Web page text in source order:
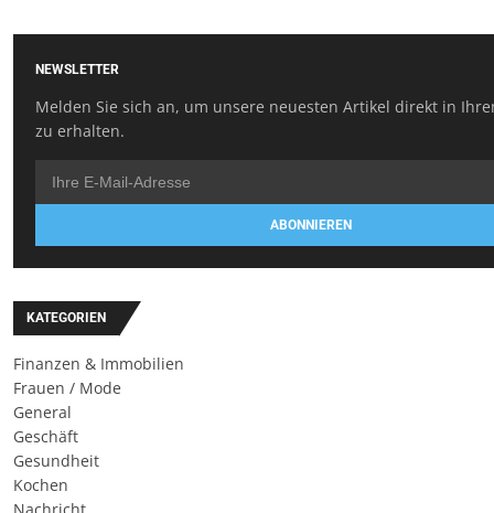
NEWSLETTER
Melden Sie sich an, um unsere neuesten Artikel direkt in
zu erhalten.
ABONNIEREN
KATEGORIEN
Finanzen & Immobilien
Frauen / Mode
General
Geschäft
Gesundheit
Kochen